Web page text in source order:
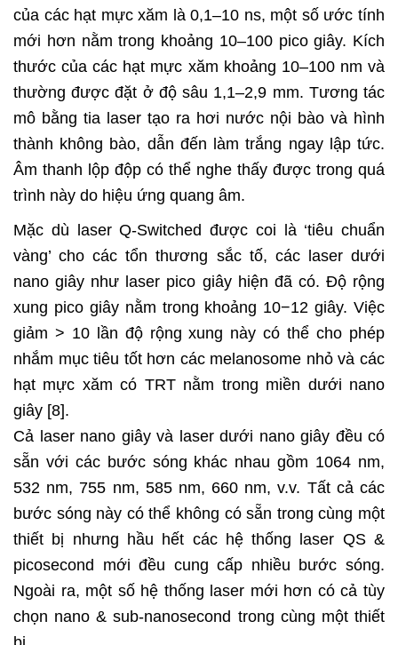
của các hạt mực xăm là 0,1–10 ns, một số ước tính
mới hơn nằm trong khoảng 10–100 pico giây. Kích
thước của các hạt mực xăm khoảng 10–100 nm và
thường được đặt ở độ sâu 1,1–2,9 mm. Tương tác
mô bằng tia laser tạo ra hơi nước nội bào và hình
thành không bào, dẫn đến làm trắng ngay lập tức.
Âm thanh lộp độp có thể nghe thấy được trong quá
trình này do hiệu ứng quang âm.
Mặc dù laser Q-Switched được coi là ‘tiêu chuẩn
vàng’ cho các tổn thương sắc tố, các laser dưới
nano giây như laser pico giây hiện đã có. Độ rộng
xung pico giây nằm trong khoảng 10−12 giây. Việc
giảm > 10 lần độ rộng xung này có thể cho phép
nhắm mục tiêu tốt hơn các melanosome nhỏ và các
hạt mực xăm có TRT nằm trong miền dưới nano
giây [8].
Cả laser nano giây và laser dưới nano giây đều có
sẵn với các bước sóng khác nhau gồm 1064 nm,
532 nm, 755 nm, 585 nm, 660 nm, v.v. Tất cả các
bước sóng này có thể không có sẵn trong cùng một
thiết bị nhưng hầu hết các hệ thống laser QS &
picosecond mới đều cung cấp nhiều bước sóng.
Ngoài ra, một số hệ thống laser mới hơn có cả tùy
chọn nano & sub-nanosecond trong cùng một thiết